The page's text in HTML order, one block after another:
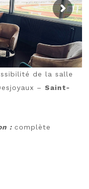
de la salle
– Saint-
: complète